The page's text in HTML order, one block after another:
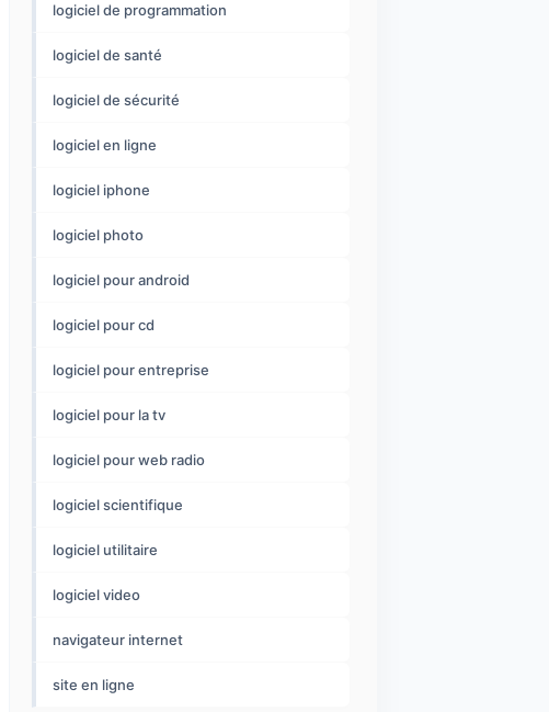
logiciel de programmation
logiciel de santé
logiciel de sécurité
logiciel en ligne
logiciel iphone
logiciel photo
logiciel pour android
logiciel pour cd
logiciel pour entreprise
logiciel pour la tv
logiciel pour web radio
logiciel scientifique
logiciel utilitaire
logiciel video
navigateur internet
site en ligne